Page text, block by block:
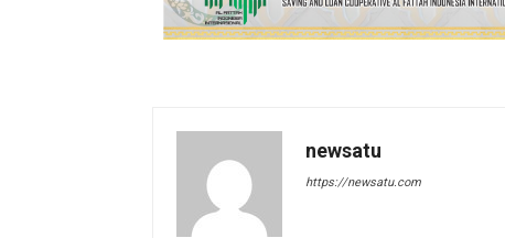
newsatu
https://newsatu.com